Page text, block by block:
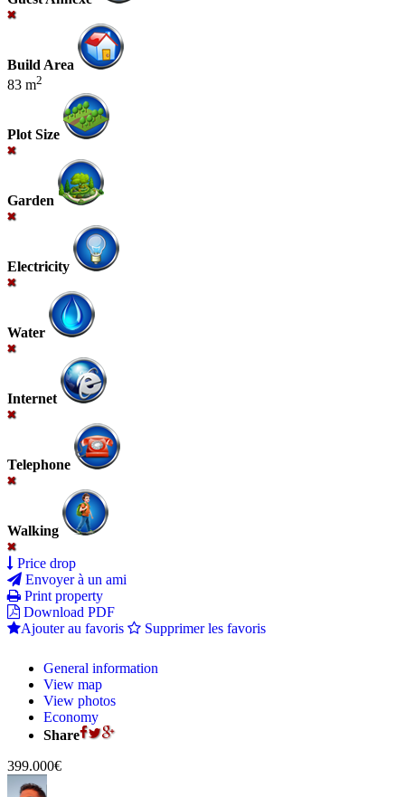
Build Area
83 m2
Plot Size
Garden
Electricity
Water
Internet
Telephone
Walking
Price drop
Envoyer à un ami
Print property
Download PDF
Ajouter au favoris
Supprimer les favoris
General information
View map
View photos
Economy
Share
399.000€